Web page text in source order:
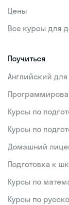
Цены
Все курсы для
Поучиться
Английский для
Курсы по
Курсы по
Домашний
Подготовка к
Курсы по
Курсы по